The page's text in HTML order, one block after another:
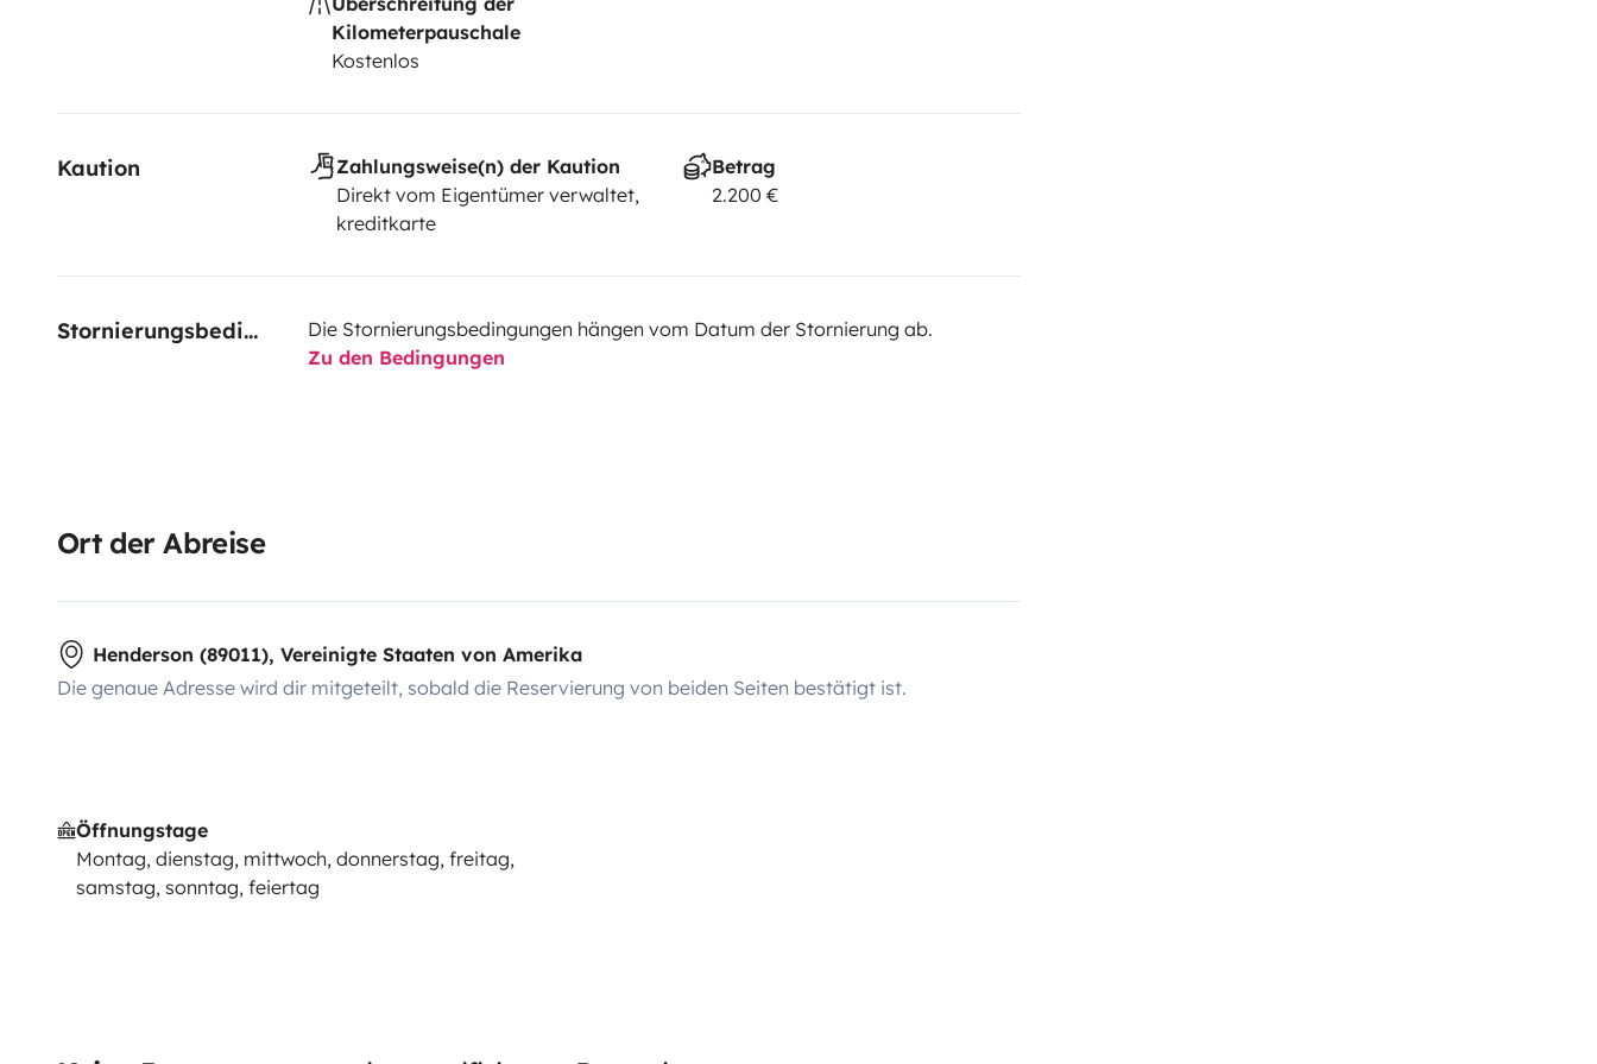
Kilometerpauschale
Kostenlos
Kaution
Zahlungsweise(n) der Kaution
Direkt vom Eigentümer verwaltet,
kreditkarte
Betrag
2.200 €
Stornierungsbedingungen
Die Stornierungsbedingungen hängen vom Datum der Stornierung ab.
Zu den Bedingungen
Ort der Abreise
Henderson (89011), Vereinigte Staaten von Amerika
Die genaue Adresse wird dir mitgeteilt, sobald die Reservierung von beiden Seiten bestätigt ist.
Öffnungstage
Montag, dienstag, mittwoch, donnerstag, freitag,
samstag, sonntag, feiertag